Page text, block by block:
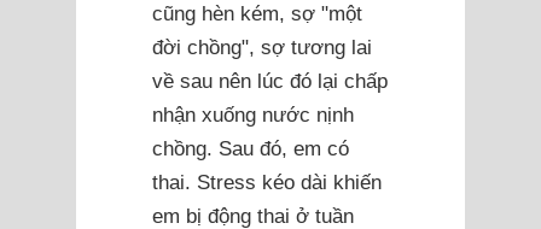
cũng hèn kém, sợ "một
đời chồng", sợ tương lai
về sau nên lúc đó lại chấp
nhận xuống nước nịnh
chồng. Sau đó, em có
thai. Stress kéo dài khiến
em bị động thai ở tuần